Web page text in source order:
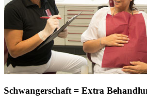
Schwangerschaft = Extra